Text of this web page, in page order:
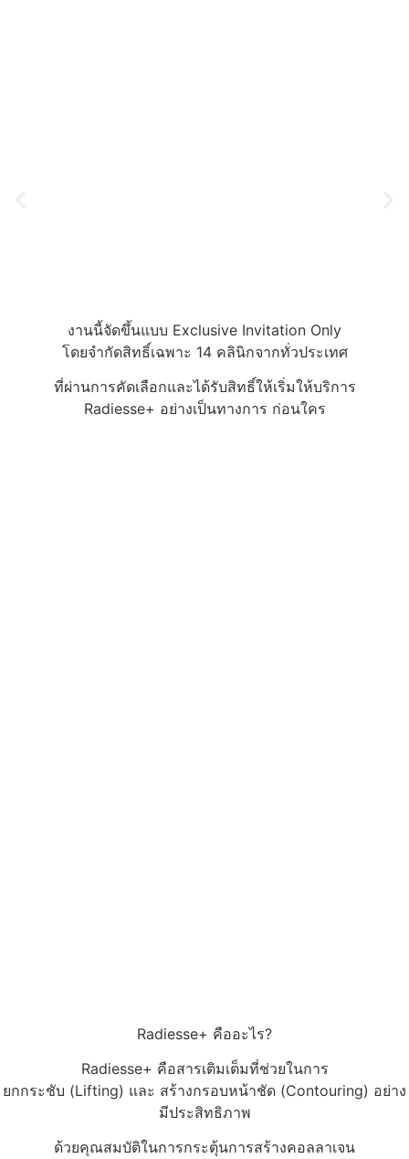
งานนี้จัดขึ้นแบบ Exclusive Invitation Only
โดยจำกัดสิทธิ์เฉพาะ 14 คลินิกจากทั่วประเทศ
ที่ผ่านการคัดเลือกและได้รับสิทธิ์ให้เริ่มให้บริการ
Radiesse+ อย่างเป็นทางการ ก่อนใคร
Radiesse+ คืออะไร?
Radiesse+ คือสารเติมเต็มที่ช่วยในการ
ยกกระชับ (Lifting) และ สร้างกรอบหน้าชัด (Contouring) อย่าง
มีประสิทธิภาพ
ด้วยคุณสมบัติในการกระตุ้นการสร้างคอลลาเจน